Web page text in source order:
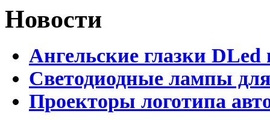
Новости
Ангельские глазки DLed
Светодиодные лампы
Проекторы логотипа